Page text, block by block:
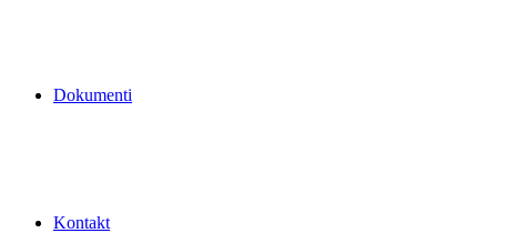
Dokumenti
Kontakt